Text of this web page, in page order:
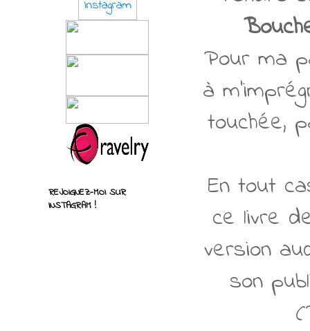
Pour ma
à
touchée,
En tout
ce livre
version
son
REJOIGNEZ-MOI SUR
INSTAGRAM !